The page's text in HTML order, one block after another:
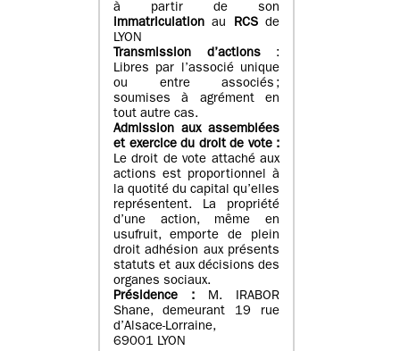
à partir de son
immatriculation au RCSde
LYON
Transmission d’actions:
Libres par l’associé unique
ou entre associés ;
soumises à agrément en
tout autre cas.
Admission aux assemblées
et exercice du droit de vote :
Le droit de vote attaché aux
actions est proportionnel à
la quotité du capital qu’elles
représentent. La propriété
d’une action, même en
usufruit, emporte de plein
droit adhésion aux présents
statuts et aux décisions des
organes sociaux.
Présidence : M. IRABOR
Shane, demeurant 19 rue
d’Alsace-Lorraine,
69001 LYON